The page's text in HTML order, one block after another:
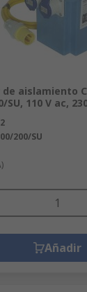
aislamiento
SU, 110 V ac,
200/SU
Añadir